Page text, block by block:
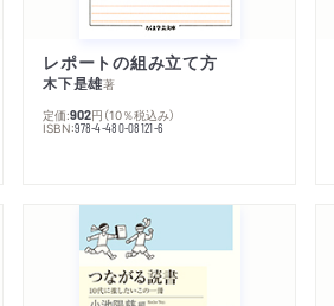
レポートの組み立て方
木下是雄著
定価:902円 （10％税込み）
ISBN:978-4-480-08121-6